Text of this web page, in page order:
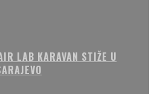
LAB KARAVAN STIŽE U